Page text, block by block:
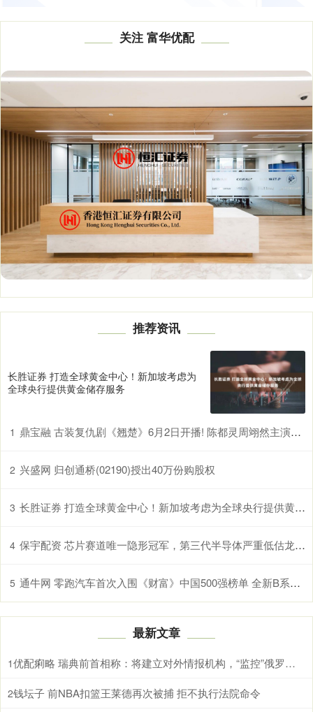
关注 富华优配
推荐资讯
长胜证券 打造全球黄金中心！新加坡考虑为
全球央行提供黄金储存服务
1 鼎宝融 古装复仇剧《翘楚》6月2日开播! 陈都灵周翊然主演，权谋爽感拉满
2 兴盛网 归创通桥(02190)授出40万份购股权
3 长胜证券 打造全球黄金中心！新加坡考虑为全球央行提供黄金储存服务
4 保宇配资 芯片赛道唯一隐形冠军，第三代半导体严重低估龙头，北向重仓抢筹
5 通牛网 零跑汽车首次入围《财富》中国500强榜单 全新B系列首款智能轿车B01即将上市
最新文章
1 优配痢略 瑞典前首相称：将建立对外情报机构，“监控”俄罗斯领导人 应对地缘政治局势
2钱坛子 前NBA扣篮王莱德再次被捕 拒不执行法院命令